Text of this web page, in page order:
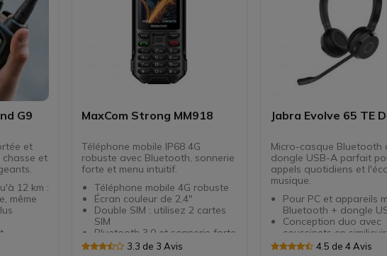
G9
et
et
12 km :
même
:
MaxCom Strong MM918
Téléphone mobile IP68 4G
robuste avec Bluetooth, sonnerie
forte et menu intuitif.
Téléphone mobile 4G robuste
Écran couleur de 2,4"
Double SIM : utilisez 2 cartes
SIM
Bluetooth 3.0 et sonnerie forte
Lampe de poche, radio FM,
3.3 de 3 Avis
Jabra Evolve 65 TE
Micro-casque Bluetooth
dongle USB-A parfait
appels quotidiens et
musique.
Pour PC et appareils
Bluetooth + dongle
Conception duo avec
coussinets en similicuir
Micro unidirectionnel +
4.5 de 4 Avis